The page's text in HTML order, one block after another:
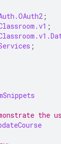
;
;
;
the